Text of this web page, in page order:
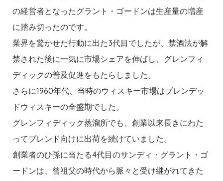
の経営者となったグラント・ゴードンは生産量の増産
に踏み切ったのです。
業界を驚かせた行動に出た3代目でしたが、禁酒法が解
禁された後に一気に市場シェアを伸ばし、グレンフィ
ディックの普及促進をもたらしました。
さらに1960年代、当時のウィスキー市場はブレンデッ
ドウィスキーの全盛期でした。
グレンフィディック蒸溜所でも、創業以来長きにわた
ってブレンド向けに出荷を続けていました。
創業者のひ孫に当たる4代目のサンディ・グラント・ゴ
ードンは、曾祖父の時代から脈々と受け継がれてきた